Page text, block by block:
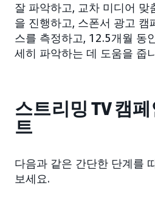
잘 파악하고, 교차 미디어 맞
을 진행하고, 스폰서 광고 캠
스를 측정하고, 12.5개월 동
세히 파악하는 데 도움을 줍
스트리밍 TV 캠
트
다음과 같은 간단한 단계를
보세요.